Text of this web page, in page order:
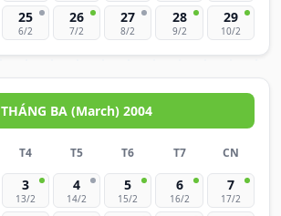
25
6/2
26
7/2
27
8/2
28
9/2
29
10/2
THÁNG BA (March) 2004
T4 T5 T6 T7 CN
3
13/2
4
14/2
5
15/2
6
16/2
7
17/2